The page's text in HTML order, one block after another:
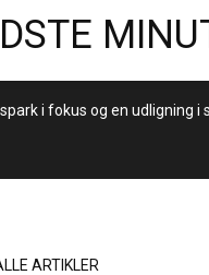
i fokus og en udligning i
ARTIKLER